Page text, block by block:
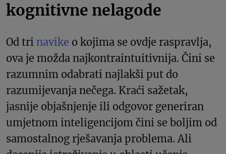
kognitivne nelagode
Od tri navike o kojima se ovdje raspravlja,
ova je možda najkontraintuitivnija. Čini se
razumnim odabrati najlakši put do
razumijevanja nečega. Kraći sažetak,
jasnije objašnjenje ili odgovor generiran
umjetnom inteligencijom čini se boljim od
samostalnog rješavanja problema. Ali